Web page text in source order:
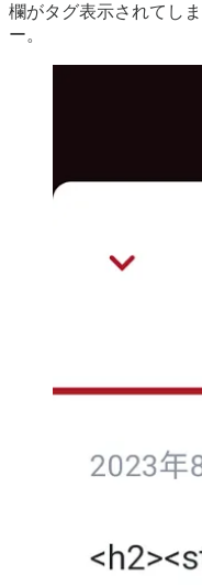
欄がタグ表示されてし
ー。